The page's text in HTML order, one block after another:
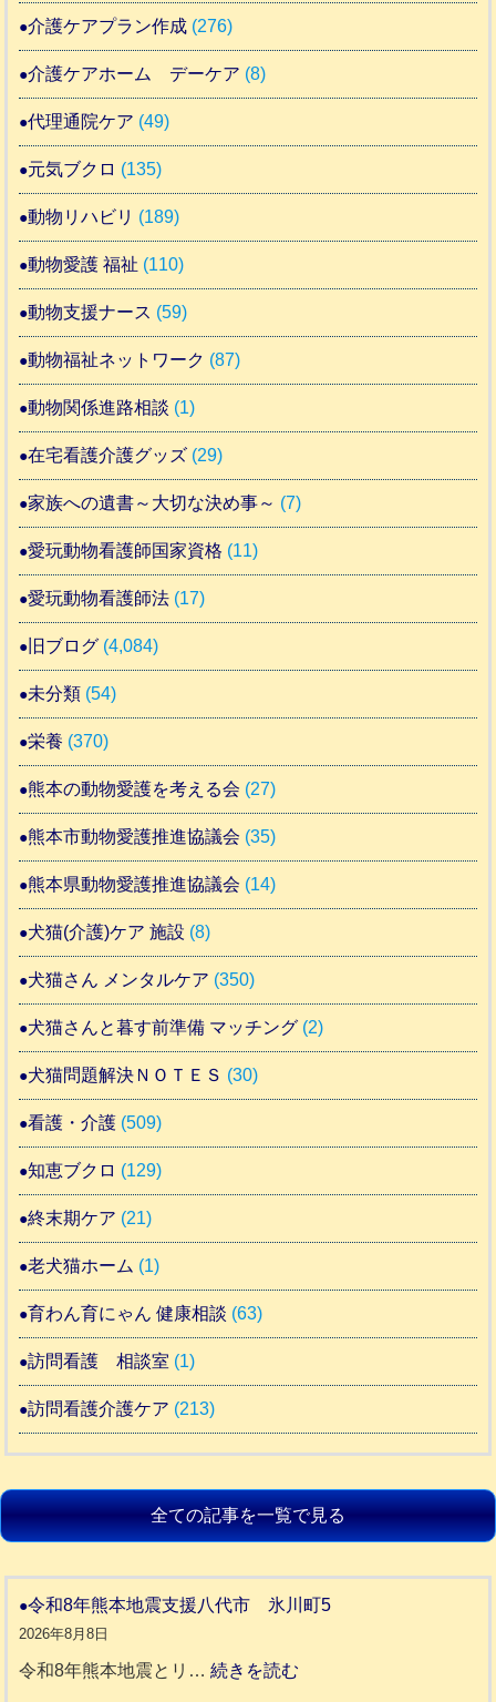
介護ケアプラン作成 (276)
介護ケアホーム デーケア (8)
代理通院ケア (49)
元気ブクロ (135)
動物リハビリ (189)
動物愛護 福祉 (110)
動物支援ナース (59)
動物福祉ネットワーク (87)
動物関係進路相談 (1)
在宅看護介護グッズ (29)
家族への遺書～大切な決め事～ (7)
愛玩動物看護師国家資格 (11)
愛玩動物看護師法 (17)
旧ブログ (4,084)
未分類 (54)
栄養 (370)
熊本の動物愛護を考える会 (27)
熊本市動物愛護推進協議会 (35)
熊本県動物愛護推進協議会 (14)
犬猫(介護)ケア 施設 (8)
犬猫さん メンタルケア (350)
犬猫さんと暮す前準備 マッチング (2)
犬猫問題解決ＮＯＴＥＳ (30)
看護・介護 (509)
知恵ブクロ (129)
終末期ケア (21)
老犬猫ホーム (1)
育わん育にゃん 健康相談 (63)
訪問看護 相談室 (1)
訪問看護介護ケア (213)
全ての記事を一覧で見る
令和8年熊本地震支援八代市 氷川町5
2026年8月8日
令和8年熊本地震とリ…続きを読む